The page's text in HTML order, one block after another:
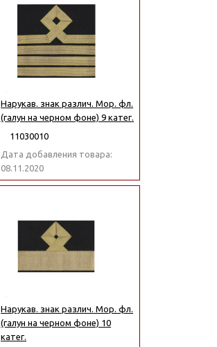
Нарукав. знак различ. Мор. фл.
(галун на черном фоне) 9 катег.
11030010
Дата добавления товара:
08.11.2020
Нарукав. знак различ. Мор. фл.
(галун на черном фоне) 10
катег.